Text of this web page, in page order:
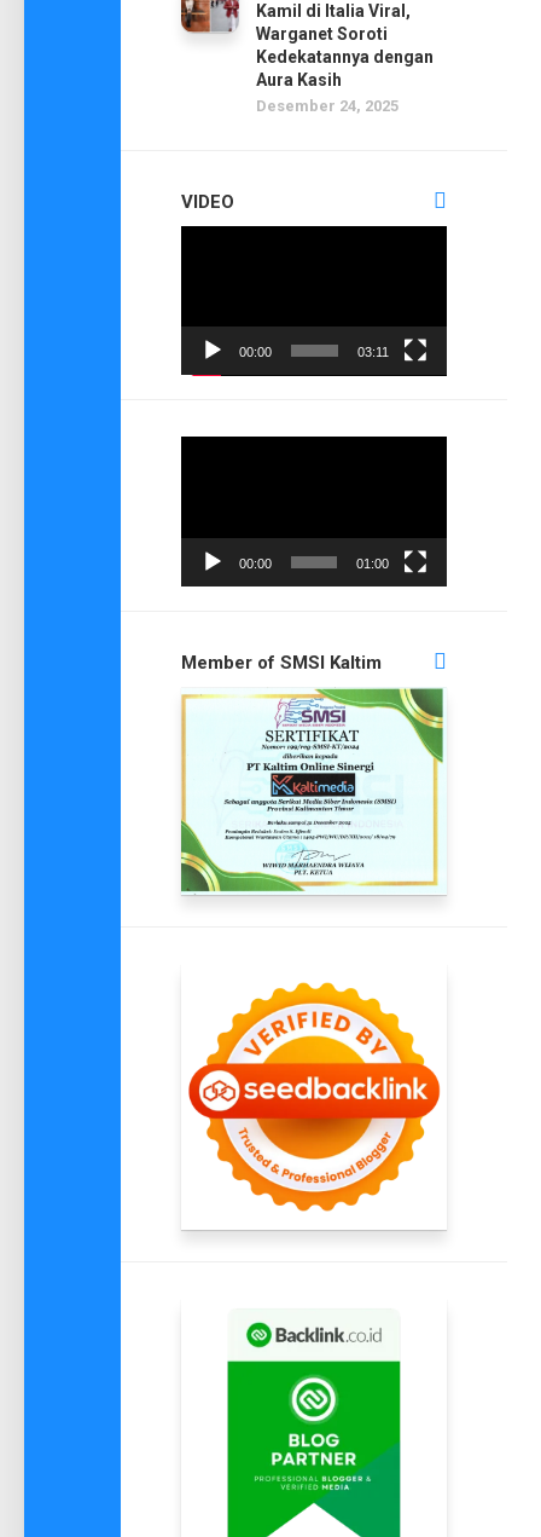
Kamil di Italia Viral,
Warganet Soroti
Kedekatannya dengan
Aura Kasih
Desember 24, 2025
VIDEO
00:00 03:11
00:00 01:00
Member of SMSI Kaltim